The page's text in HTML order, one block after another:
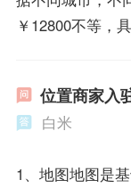
￥12800不等，
位置商家入
白米
1、地图地图是